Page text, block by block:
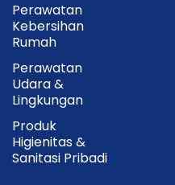
Perawatan
Kebersihan
Rumah
Perawatan
Udara &
Lingkungan
Produk
Higienitas &
Sanitasi Pribadi